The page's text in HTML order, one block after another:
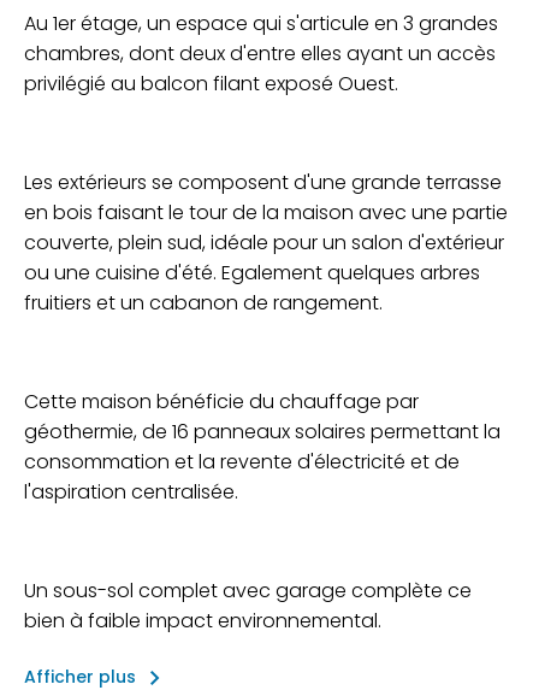
Au 1er étage, un espace qui s'articule en 3 grandes
chambres, dont deux d'entre elles ayant un accès
privilégié au balcon filant exposé Ouest.
Les extérieurs se composent d'une grande terrasse
en bois faisant le tour de la maison avec une partie
couverte, plein sud, idéale pour un salon d'extérieur
ou une cuisine d'été. Egalement quelques arbres
fruitiers et un cabanon de rangement.
Cette maison bénéficie du chauffage par
géothermie, de 16 panneaux solaires permettant la
consommation et la revente d'électricité et de
l'aspiration centralisée.
Un sous-sol complet avec garage complète ce
bien à faible impact environnemental.
Afficher plus keyboard_arrow_right